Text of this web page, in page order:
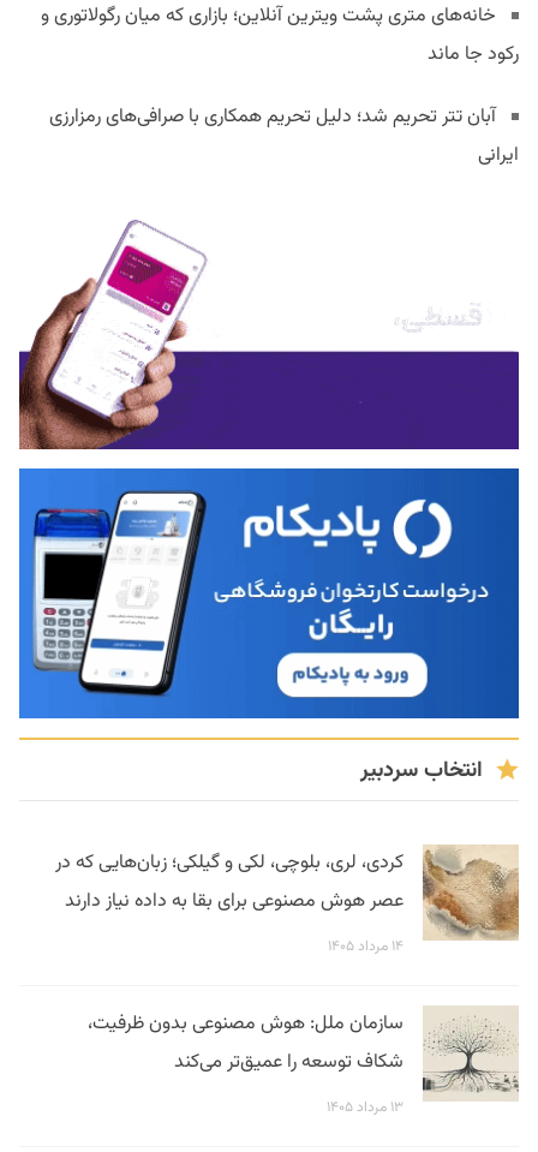
خانه‌های متری پشت ویترین آنلاین؛ بازاری که میان رگولاتوری و
رکود جا ماند
آبان تتر تحریم شد؛ دلیل تحریم همکاری با صرافی‌های رمزارزی
ایرانی
انتخاب سردبیر
کردی، لری، بلوچی، لکی و گیلکی؛ زبان‌هایی که در
عصر هوش مصنوعی برای بقا به داده نیاز دارند
۱۴ مرداد ۱۴۰۵
سازمان ملل: هوش مصنوعی بدون ظرفیت،
شکاف توسعه را عمیق‌تر می‌کند
۱۳ مرداد ۱۴۰۵